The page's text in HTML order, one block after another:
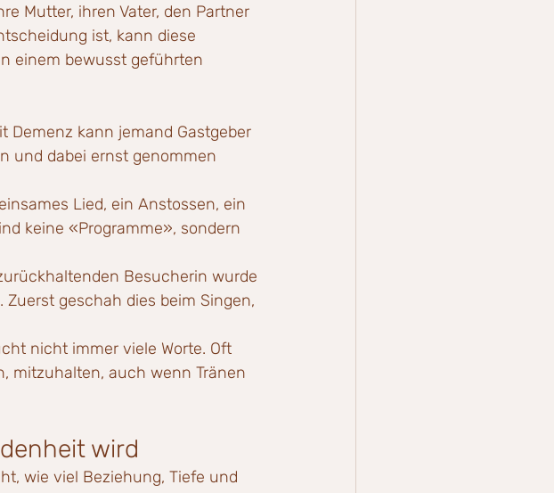
Mutter, ihren Vater, den Partner
ist, kann diese
einem bewusst geführten
Demenz kann jemand Gastgeber
und dabei ernst genommen
Lied, ein Anstossen, ein
keine «Programme», sondern
Besucherin wurde
geschah dies beim Singen,
nicht immer viele Worte. Oft
mitzuhalten, auch wenn Tränen
wird
wie viel Beziehung, Tiefe und